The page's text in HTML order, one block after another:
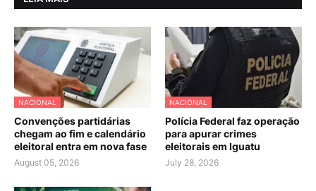
NACIONAL
Convenções partidárias
chegam ao fim e calendário
eleitoral entra em nova fase
August 05, 2026
NACIONAL
Polícia Federal faz operação
para apurar crimes
eleitorais em Iguatu
July 28, 2026